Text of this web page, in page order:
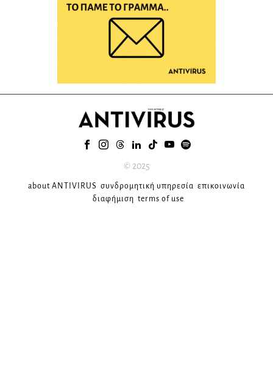
© 2025
about ANTIVIRUS συνδρομητική υπηρεσία επικοινωνία
διαφήμιση terms of use